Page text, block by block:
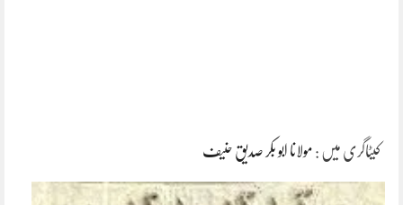
کیٹاگری میں : مولانا ابو بکر صدیق حنیف